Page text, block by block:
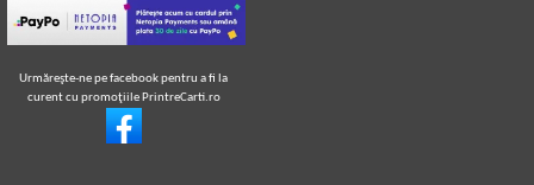
Urmăreşte-ne pe facebook pentru a fi la
curent cu promoţiile PrintreCarti.ro